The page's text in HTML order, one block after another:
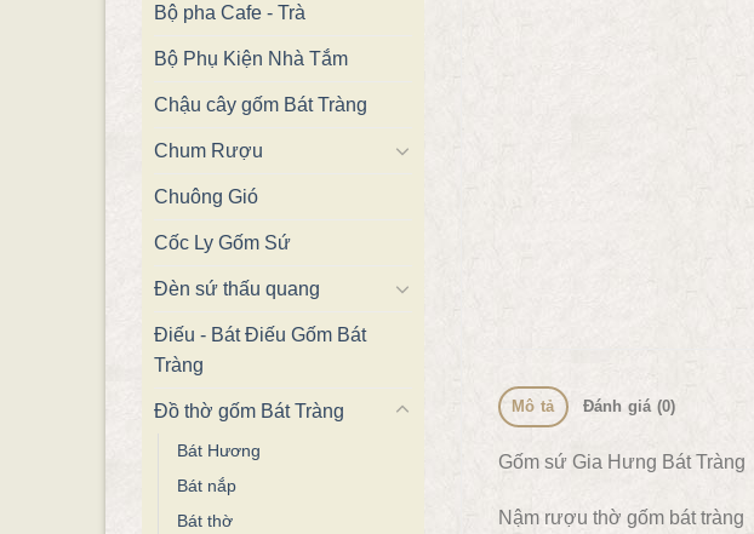
Bộ pha Cafe - Trà
Bộ Phụ Kiện Nhà Tắm
Chậu cây gốm Bát Tràng
Chum Rượu
Chuông Gió
Cốc Ly Gốm Sứ
Đèn sứ thấu quang
Điếu - Bát Điếu Gốm Bát
Tràng
Đồ thờ gốm Bát Tràng
Bát Hương
Bát nắp
Bát thờ
Mô tả Đánh giá (0)
Gốm sứ Gia Hưng Bát Tràng
Nậm rượu thờ gốm bát tràng